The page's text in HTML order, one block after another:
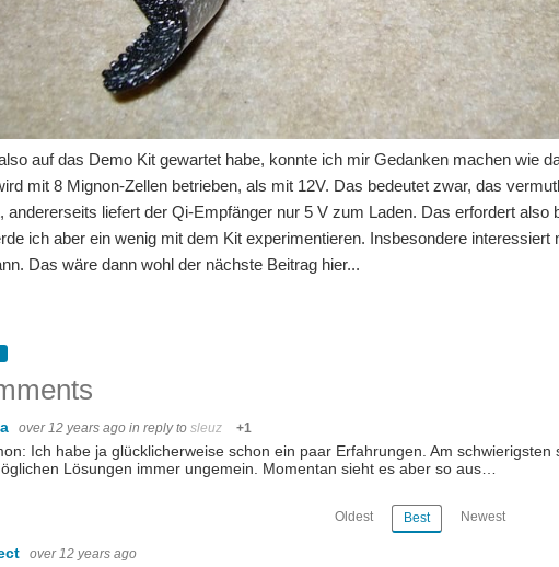
auf das Demo Kit gewartet habe, konnte ich mir Gedanken machen wie
mit 8 Mignon-Zellen betrieben, als mit 12V. Das bedeutet zwar, das
andererseits liefert der Qi-Empfänger nur 5 V zum Laden. Das erfordert also
ich aber ein wenig mit dem Kit experimentieren. Insbesondere interessiert
Das wäre dann wohl der nächste Beitrag hier...
over 12 years ago in reply to sleuz +1
Ich habe ja glücklicherweise schon ein paar Erfahrungen. Am
Lösungen immer ungemein. Momentan sieht es aber so aus…
Oldest Best Newest
over 12 years ago